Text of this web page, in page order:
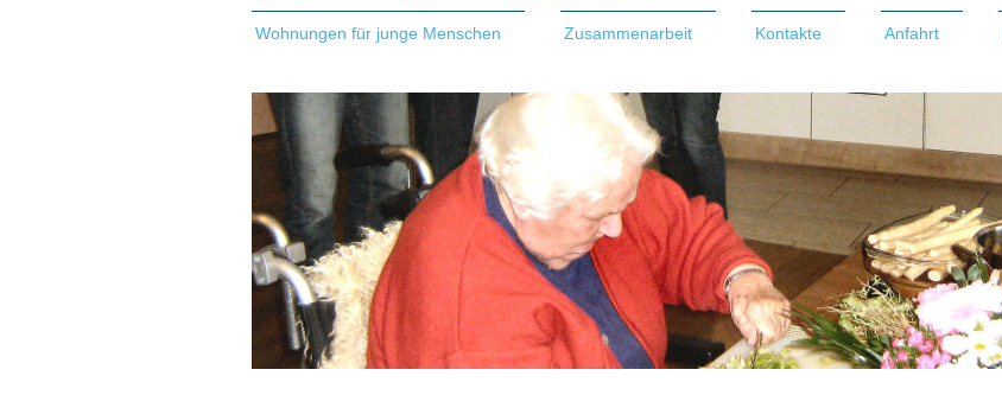
Wohnungen für junge Menschen Zusammenarbeit Kontakte Anfahrt